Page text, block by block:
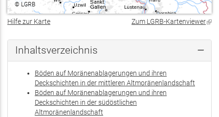
© LGRB
Hilfe zur Karte Zum LGRB-Kartenviewer
Inhaltsverzeichnis
Böden auf Moränenablagerungen und ihren
Deckschichten in der mittleren Altmoränenlandschaft
Böden auf Moränenablagerungen und ihren
Deckschichten in der südöstlichen
Altmoränenlandschaft